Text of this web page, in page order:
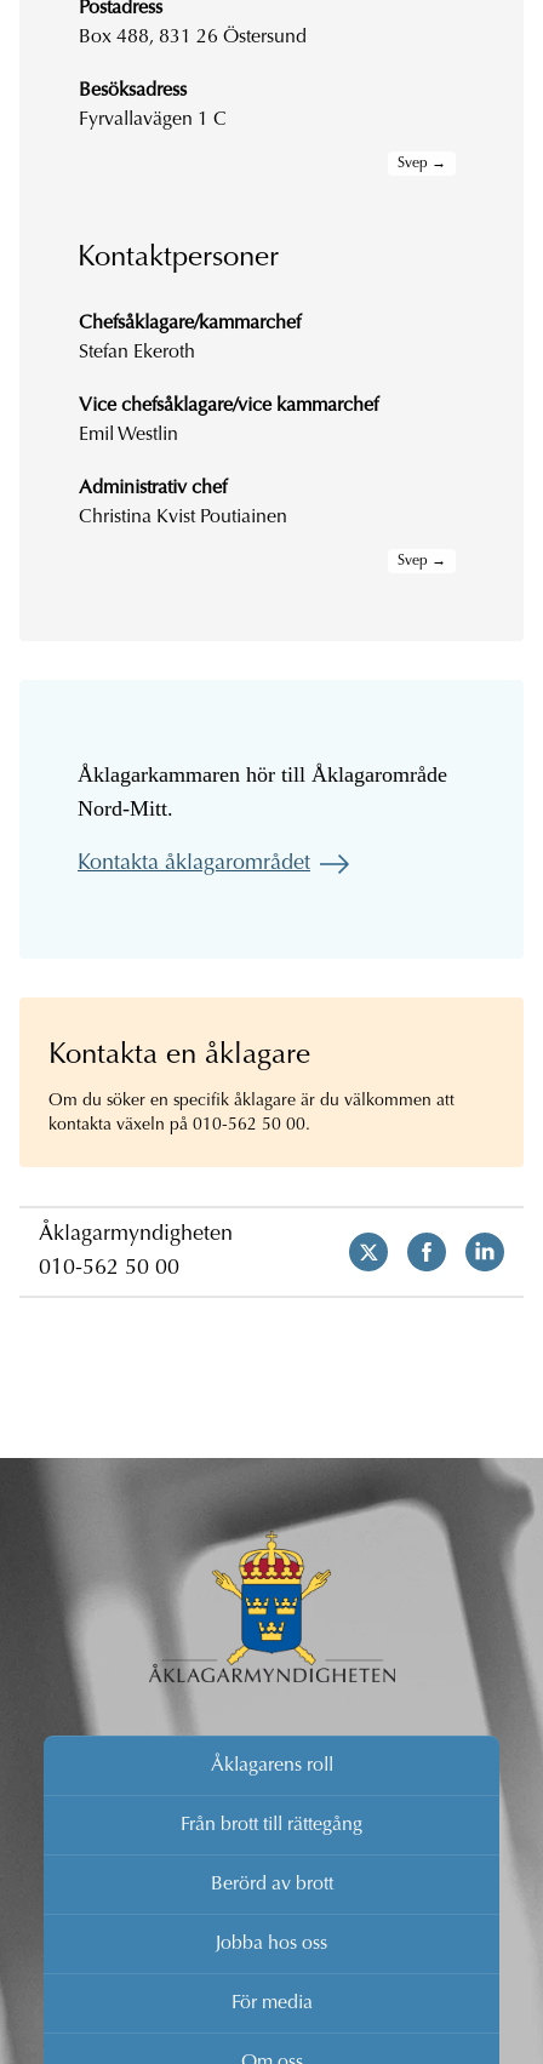
Postadress
Box 488, 831 26 Östersund
Besöksadress
Fyrvallavägen 1 C
Kontaktpersoner
Chefsåklagare/kammarchef
Stefan Ekeroth
Vice chefsåklagare/vice kammarchef
Emil Westlin
Administrativ chef
Christina Kvist Poutiainen
Åklagarkammaren hör till Åklagarområde
Nord-Mitt.
Kontakta åklagarområdet
Kontakta en åklagare
Om du söker en specifik åklagare är du välkommen att
kontakta växeln på 010-562 50 00.
Åklagarmyndigheten
010-562 50 00
Åklagarens roll
Från brott till rättegång
Berörd av brott
Jobba hos oss
För media